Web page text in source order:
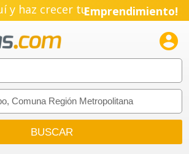
y haz crecer tu
Emprendimiento!
